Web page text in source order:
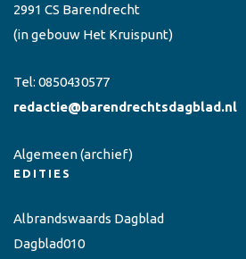
2991 CS Barendrecht
(in gebouw Het Kruispunt)
Tel: 0850430577
redactie@barendrechtsdagblad.nl
Algemeen(archief)
EDITIES
Albrandswaards Dagblad
Dagblad010